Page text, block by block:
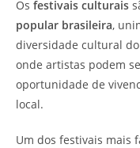
Os festivais culturais
popular brasileira,
diversidade cultural do
onde artistas podem
oportunidade de
local.
Um dos festivais mais